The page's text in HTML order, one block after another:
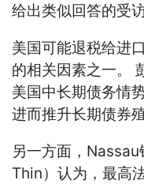
给出类似回答的受
美国可能退税给进
的相关因素之一。
美国中长期债务情
进而推升长期债券
另一方面，
Thin）认为，最高